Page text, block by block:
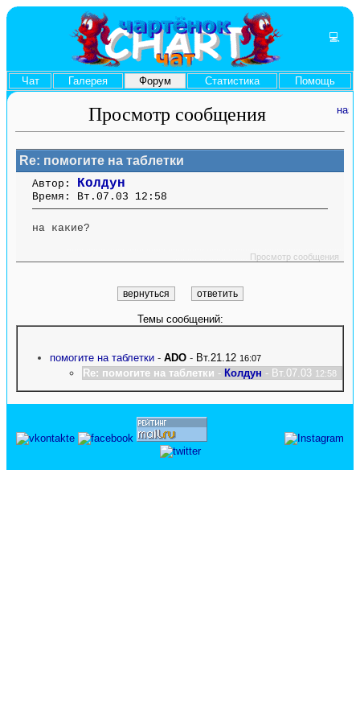
💻
Чат Галерея Форум Статистика Помощь
Просмотр сообщения
Re: помогите на таблетки
Автор: Колдун
Время: Вт.07.03 12:58
на какие?
Просмотр сообщения
Темы сообщений:
помогите на таблетки - ADO - Вт.21.12 16:07
Re: помогите на таблетки - Колдун - Вт.07.03 12:58